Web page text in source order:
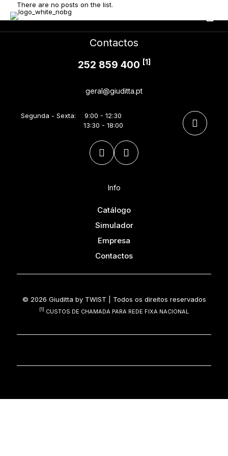
There are no posts on the list.
Contactos
252 859 400 [1]
geral@giuditta.pt
Segunda - Sexta:
9:00 - 12:30
13:30 - 18:00
Info
Catálogo
Simulador
Empresa
Contactos
© 2026 Giuditta by TWIST | Todos os direitos reservados
[1] CUSTOS DE CHAMADA PARA REDE FIXA NACIONAL